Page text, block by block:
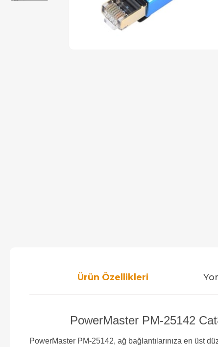
Ürün Özellikleri
PowerMaster PM-25142
PowerMaster PM-25142, ağ bağlantılarınıza en üst